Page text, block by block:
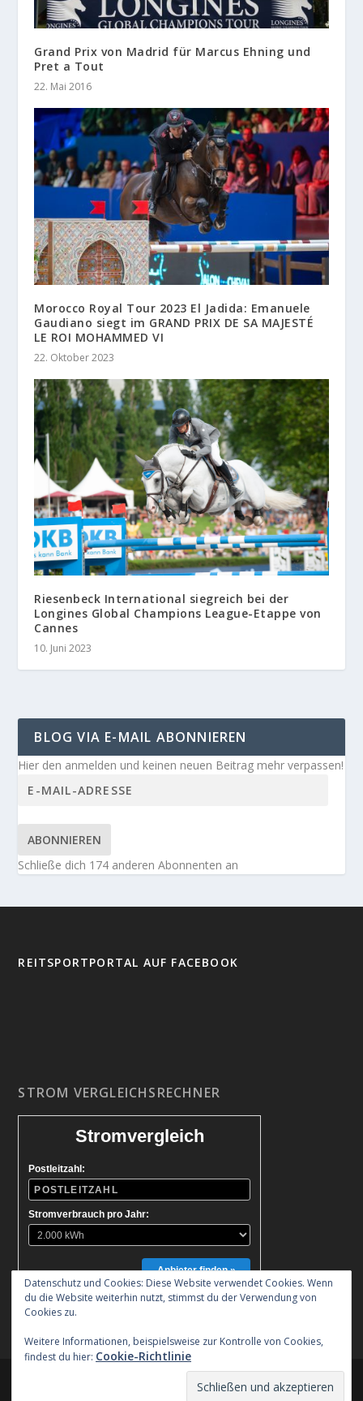
Grand Prix von Madrid für Marcus Ehning und
Pret a Tout
22. Mai 2016
Morocco Royal Tour 2023 El Jadida: Emanuele
Gaudiano siegt im GRAND PRIX DE SA MAJESTÉ
LE ROI MOHAMMED VI
22. Oktober 2023
Riesenbeck International siegreich bei der
Longines Global Champions League-Etappe von
Cannes
10. Juni 2023
BLOG VIA E-MAIL ABONNIEREN
Hier den anmelden und keinen neuen Beitrag mehr verpassen!
ABONNIEREN
Schließe dich 174 anderen Abonnenten an
REITSPORTPORTAL AUF FACEBOOK
STROM VERGLEICHSRECHNER
Stromvergleich
Postleitzahl:
Stromverbrauch pro Jahr:
Anbieter finden »
| Unterstützt von WordPress
Datenschutz und Cookies: Diese Website verwendet Cookies. Wenn
du die Website weiterhin nutzt, stimmst du der Verwendung von
Cookies zu.
Weitere Informationen, beispielsweise zur Kontrolle von Cookies,
findest du hier: Cookie-Richtlinie